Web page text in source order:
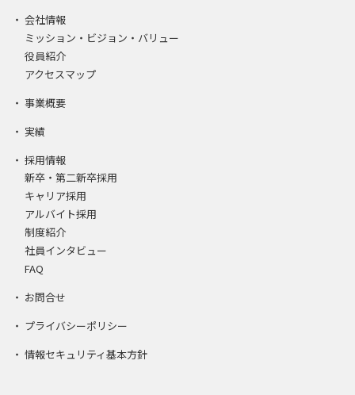
会社情報
ミッション・ビジョン・バリュー
役員紹介
アクセスマップ
事業概要
実績
採用情報
新卒・第二新卒採用
キャリア採用
アルバイト採用
制度紹介
社員インタビュー
FAQ
お問合せ
プライバシーポリシー
情報セキュリティ基本方針